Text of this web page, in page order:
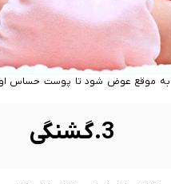
به موقع عوض شود تا پوست حساس او
3.گشنگی